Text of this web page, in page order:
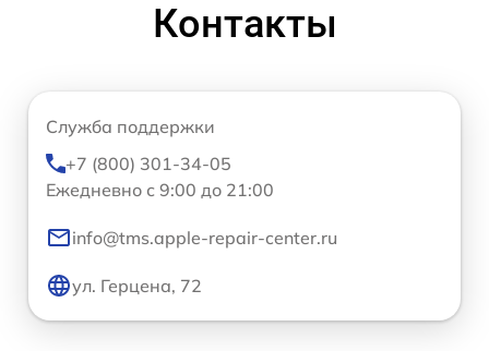
Контакты
Служба поддержки
+7 (800) 301-34-05
Ежедневно с 9:00 до 21:00
info@tms.apple-repair-center.ru
ул. Герцена, 72